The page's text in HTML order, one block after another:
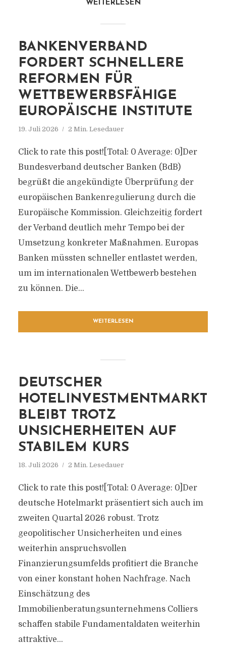
WEITERLESEN
BANKENVERBAND
FORDERT SCHNELLERE
REFORMEN FÜR
WETTBEWERBSFÄHIGE
EUROPÄISCHE INSTITUTE
19. Juli 2026 2 Min. Lesedauer
Click to rate this post![Total: 0 Average: 0]Der
Bundesverband deutscher Banken (BdB)
begrüßt die angekündigte Überprüfung der
europäischen Bankenregulierung durch die
Europäische Kommission. Gleichzeitig fordert
der Verband deutlich mehr Tempo bei der
Umsetzung konkreter Maßnahmen. Europas
Banken müssten schneller entlastet werden,
um im internationalen Wettbewerb bestehen
zu können. Die...
WEITERLESEN
DEUTSCHER
HOTELINVESTMENTMARKT
BLEIBT TROTZ
UNSICHERHEITEN AUF
STABILEM KURS
18. Juli 2026 2 Min. Lesedauer
Click to rate this post![Total: 0 Average: 0]Der
deutsche Hotelmarkt präsentiert sich auch im
zweiten Quartal 2026 robust. Trotz
geopolitischer Unsicherheiten und eines
weiterhin anspruchsvollen
Finanzierungsumfelds profitiert die Branche
von einer konstant hohen Nachfrage. Nach
Einschätzung des
Immobilienberatungsunternehmens Colliers
schaffen stabile Fundamentaldaten weiterhin
attraktive...